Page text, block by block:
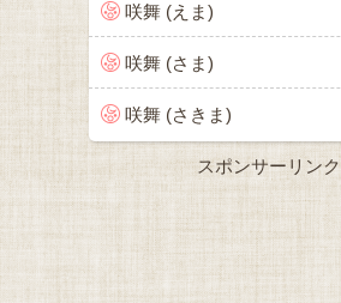
咲舞 (えま)
咲舞 (さま)
咲舞 (さきま)
スポンサーリンク